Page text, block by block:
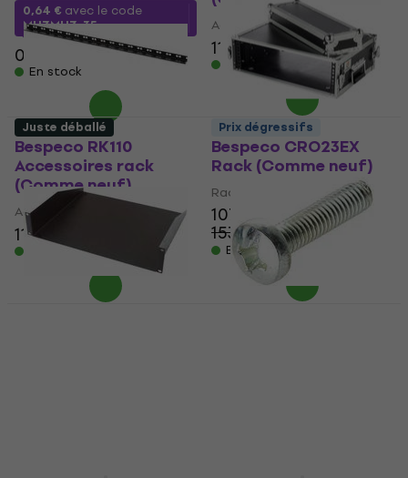
0,64 € avec le code
MUZMUZ-35
0,99 €
En stock
Accessoires rack
11,10 €12,40 €
En stock
Bespeco RK110
Accessoires rack
(Comme neuf)
Accessoires rack
11,10 €
En stock
Bespeco CRO23EX
Rack (Comme neuf)
Rack
107 €
153,45 €
- 30 %
En stock
Juste déballé Prix dégressifs